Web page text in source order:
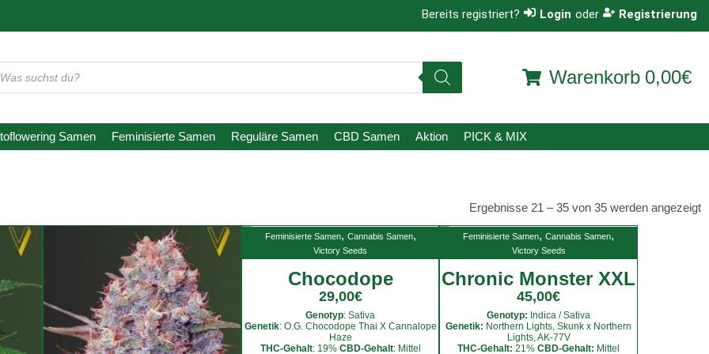
Bereits registriert? Login oder Registrierung
Warenkorb 0,00€
Samen Feminisierte Samen Reguläre Samen CBD Samen Aktion PICK & MIX
Ergebnisse 21 – 35 von 35 werden angezeigt
Feminisierte Samen, Cannabis Samen,
Victory Seeds
Chocodope
29,00€
Genotyp: Sativa
Genetik: O.G. Chocodope Thai X Cannalope
Haze
THC-Gehalt: 19% CBD-Gehalt: Mittel
Feminisierte Samen, Cannabis Samen,
Victory Seeds
Chronic Monster XXL
45,00€
Genotyp: Indica / Sativa
Genetik: Northern Lights, Skunk x Northern
Lights, AK-77V
THC-Gehalt: 21%CBD-Gehalt: Mittel